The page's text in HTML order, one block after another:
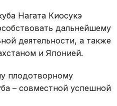
Нагата Киосукэ
дальнейшему
деятельности, а также
и Японией.
плодотворному
– совместной успешной